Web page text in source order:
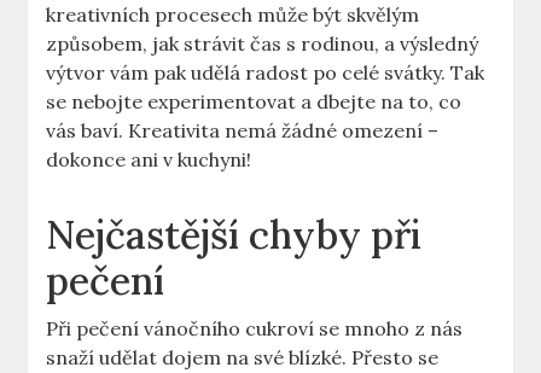
kreativních procesech může být skvělým
způsobem, jak strávit čas s rodinou, a výsledný
výtvor vám pak udělá radost po celé svátky. Tak
se nebojte experimentovat a dbejte na to, co
vás baví. Kreativita nemá žádné omezení –
dokonce ani v kuchyni!
Nejčastější chyby při
pečení
Při pečení vánočního cukroví se mnoho z nás
snaží udělat dojem na své blízké. Přesto se